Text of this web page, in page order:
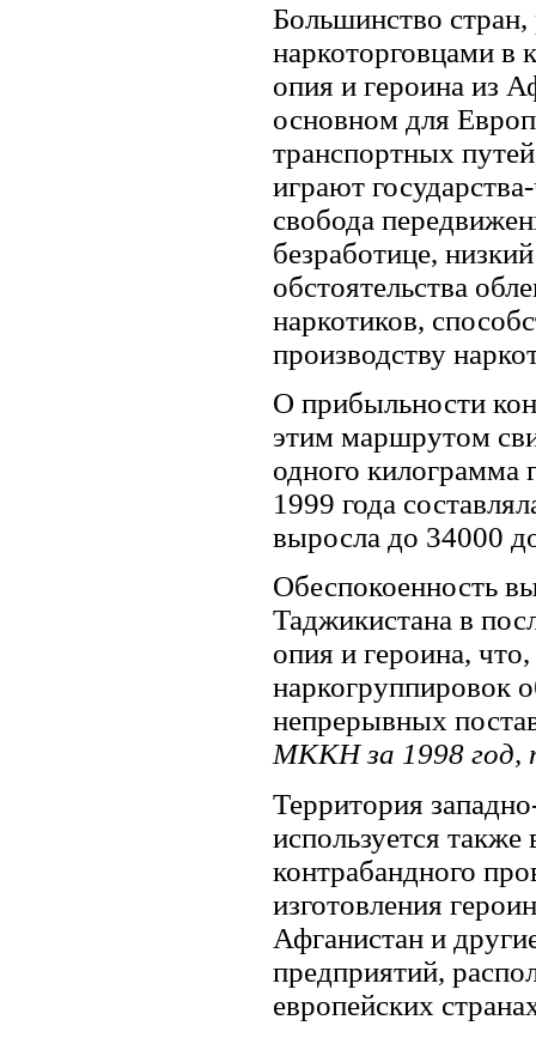
Большинство
наркоторговцами в
опия и героина из
основном для
транспортных
играют
свобода
безработице,
обстоятельства
наркотиков,
производству
О прибыльности
этим маршрутом
одного килограмма
1999 года
выросла до 34000
Обеспокоенность
Таджикистана в
опия и героина,
наркогруппировок
непрерывных
МККН за 1998 год,
Территория
используется
контрабандного
изготовления
Афганистан и
предприятий,
европейских